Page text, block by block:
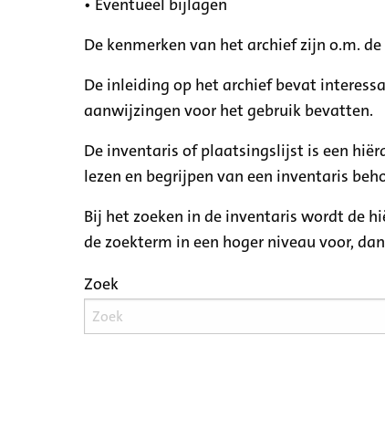
• Eventueel bijlagen
De kenmerken van het archief zijn o.m.
De inleiding op het archief bevat
aanwijzingen voor het gebruik bevatten.
De inventaris of plaatsingslijst is een
lezen en begrijpen van een inventaris
Bij het zoeken in de inventaris wordt de
de zoekterm in een hoger niveau voor,
Zoek